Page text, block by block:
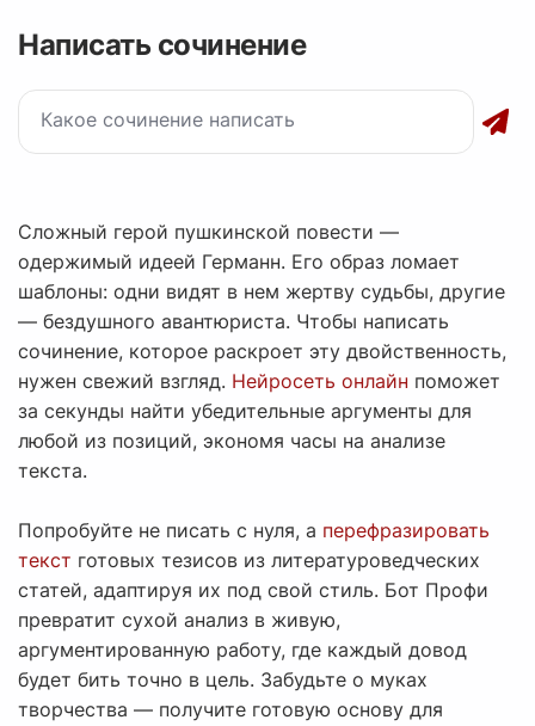
Написать сочинение
Сложный герой пушкинской повести —
одержимый идеей Германн. Его образ ломает
шаблоны: одни видят в нем жертву судьбы, другие
— бездушного авантюриста. Чтобы написать
сочинение, которое раскроет эту двойственность,
нужен свежий взгляд. Нейросеть онлайн поможет
за секунды найти убедительные аргументы для
любой из позиций, экономя часы на анализе
текста.
Попробуйте не писать с нуля, а перефразировать
текст готовых тезисов из литературоведческих
статей, адаптируя их под свой стиль. Бот Профи
превратит сухой анализ в живую,
аргументированную работу, где каждый довод
будет бить точно в цель. Забудьте о муках
творчества — получите готовую основу для